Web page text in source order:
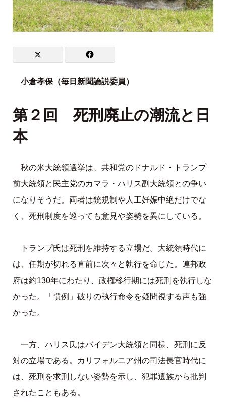
小倉孝保（毎日新聞論説委員）
第２回 死刑廃止の潮流と日
本
秋の米大統領選挙は、共和党のドナルド・トランプ
前大統領と民主党のカマラ・ハリス副大統領との争い
になりそうだ。両者は銃規制や人工妊娠中絶だけでな
く、死刑制度を巡っても意見や姿勢を異にしている。
トランプ氏は死刑を維持する立場だ。大統領時代に
は、任期が切れる直前に次々と執行を命じた。連邦政
府は約130年にわたり、政権移行期には死刑を執行しな
かった。「慣例」破りの執行命令を疑問視する声も強
かった。
一方、ハリス氏はバイデン大統領と同様、死刑に反
対の立場である。カリフォルニア州の司法長官時代に
は、死刑を求刑しない姿勢を示し、犯罪遺族から批判
されたこともある。